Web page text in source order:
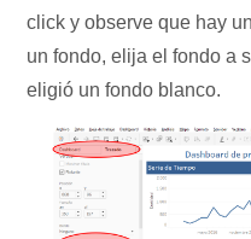
click y observe que hay
un fondo, elija el fondo a
eligió un fondo blanco.